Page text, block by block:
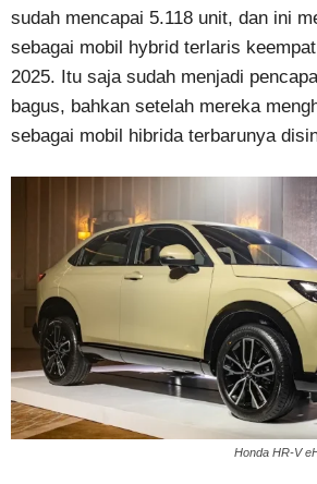
sudah mencapai 5.118 unit, dan ini
sebagai mobil hybrid terlaris
2025. Itu saja sudah menjadi
bagus, bahkan setelah mereka
sebagai mobil hibrida terbarunya
Honda HR-V